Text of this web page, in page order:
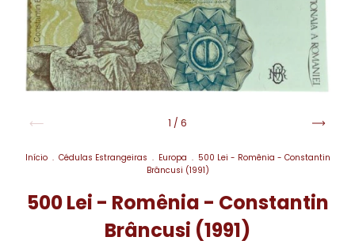
1 / 6
Início . Cédulas Estrangeiras . Europa . 500 Lei - Romênia - Constantin
Brâncusi (1991)
500 Lei - Romênia - Constantin
Brâncusi (1991)